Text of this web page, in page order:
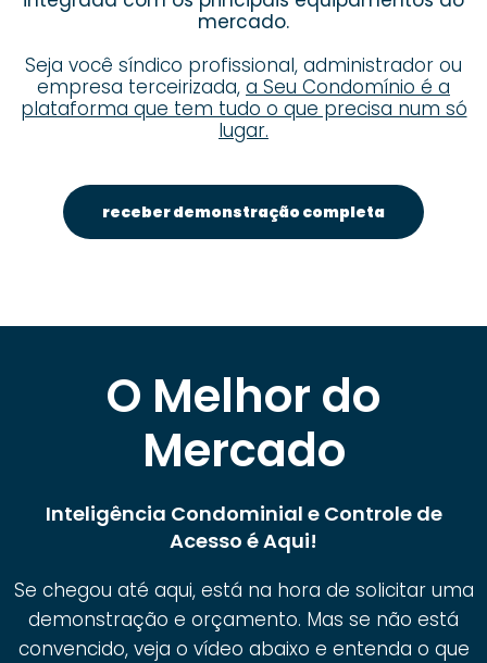
mercado.
Seja você síndico profissional, administrador ou
empresa terceirizada, a Seu Condomínio é a
plataforma que tem tudo o que precisa num só
lugar.
receber demonstração completa
O Melhor do
Mercado
Inteligência Condominial e Controle de
Acesso é Aqui!
Se chegou até aqui, está na hora de solicitar uma
demonstração e orçamento. Mas se não está
convencido, veja o vídeo abaixo e entenda o que